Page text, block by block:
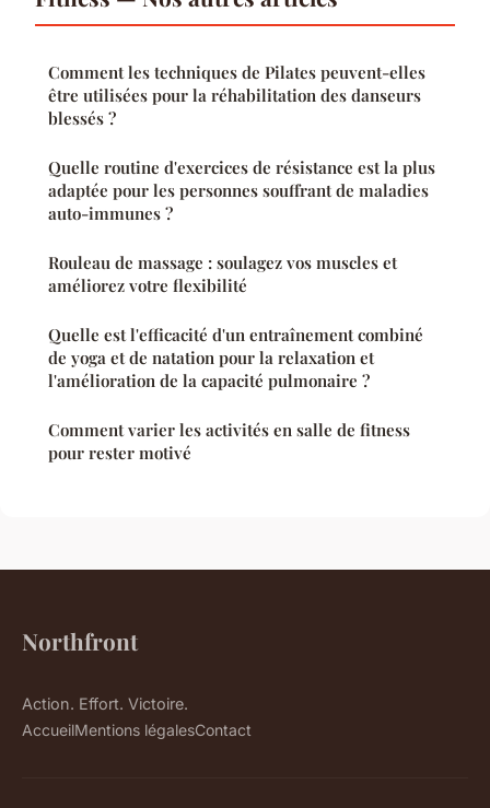
Comment les techniques de Pilates peuvent-elles
être utilisées pour la réhabilitation des danseurs
blessés ?
Quelle routine d'exercices de résistance est la plus
adaptée pour les personnes souffrant de maladies
auto-immunes ?
Rouleau de massage : soulagez vos muscles et
améliorez votre flexibilité
Quelle est l'efficacité d'un entraînement combiné
de yoga et de natation pour la relaxation et
l'amélioration de la capacité pulmonaire ?
Comment varier les activités en salle de fitness
pour rester motivé
Northfront
Action. Effort. Victoire.
AccueilMentions légalesContact